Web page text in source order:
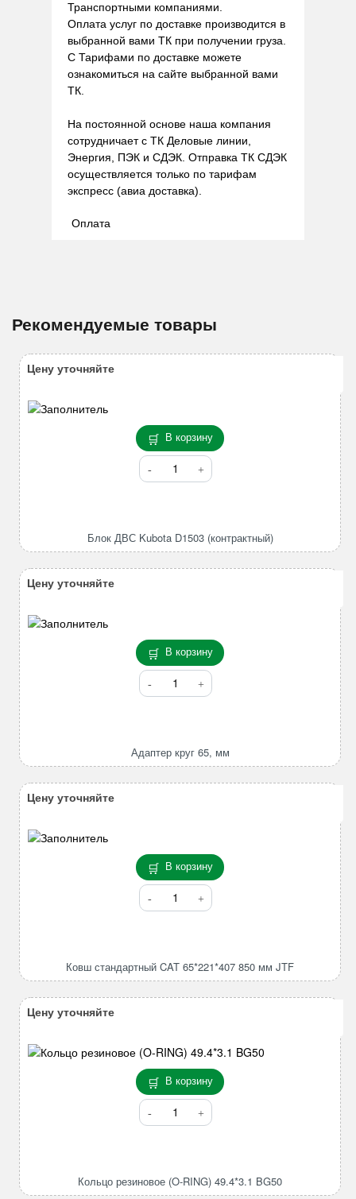
Транспортными компаниями.
Оплата услуг по доставке производится в
выбранной вами ТК при получении груза.
С Тарифами по доставке можете
ознакомиться на сайте выбранной вами
ТК.
На постоянной основе наша компания
сотрудничает с ТК Деловые линии,
Энергия, ПЭК и СДЭК. Отправка ТК СДЭК
осуществляется только по тарифам
экспресс (авиа доставка).
Оплата
Рекомендуемые товары
В корзину
Количество
товара
D1503
Блок ДВС Kubota D1503 (контрактный)
Цену уточняйте
В корзину
Количество
товара
мм
Адаптер круг 65, мм
Цену уточняйте
В корзину
Количество
товара
65*221*407
Ковш стандартный CAT 65*221*407 850 мм JTF
Цену уточняйте
В корзину
Количество
товара
RING)
Кольцо резиновое (O-RING) 49.4*3.1 BG50
Цену уточняйте